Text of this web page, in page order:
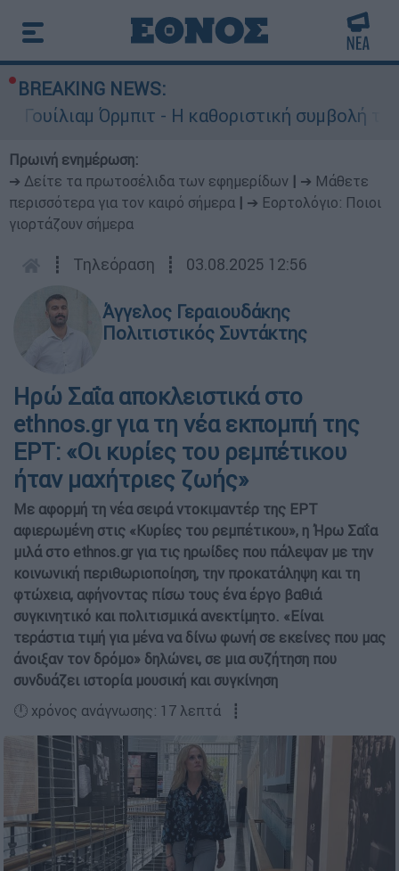
BREAKING NEWS:
- Η καθοριστική συμβολή του στο «Ray of
Πρωινή ενημέρωση:
➔ Δείτε τα πρωτοσέλιδα των εφημερίδων
➔ Μάθετε
περισσότερα για τον καιρό σήμερα
➔ Εορτολόγιο: Ποιοι
γιορτάζουν σήμερα
┋ Τηλεόραση ┋ 03.08.2025 12:56
Άγγελος Γεραιουδάκης
Πολιτιστικός Συντάκτης
Ηρώ Σαΐα αποκλειστικά στο
ethnos.gr για τη νέα εκπομπή της
ΕΡΤ: «Οι κυρίες του ρεμπέτικου
ήταν μαχήτριες ζωής»
Με αφορμή τη νέα σειρά ντοκιμαντέρ της ΕΡΤ
αφιερωμένη στις «Κυρίες του ρεμπέτικου», η Ήρω Σαΐα
μιλά στο ethnos.gr για τις ηρωίδες που πάλεψαν με την
κοινωνική περιθωριοποίηση, την προκατάληψη και τη
φτώχεια, αφήνοντας πίσω τους ένα έργο βαθιά
συγκινητικό και πολιτισμικά ανεκτίμητο. «Είναι
τεράστια τιμή για μένα να δίνω φωνή σε εκείνες που μας
άνοιξαν τον δρόμο» δηλώνει, σε μια συζήτηση που
συνδυάζει ιστορία μουσική και συγκίνηση
🕛 χρόνος ανάγνωσης: 17 λεπτά ┋